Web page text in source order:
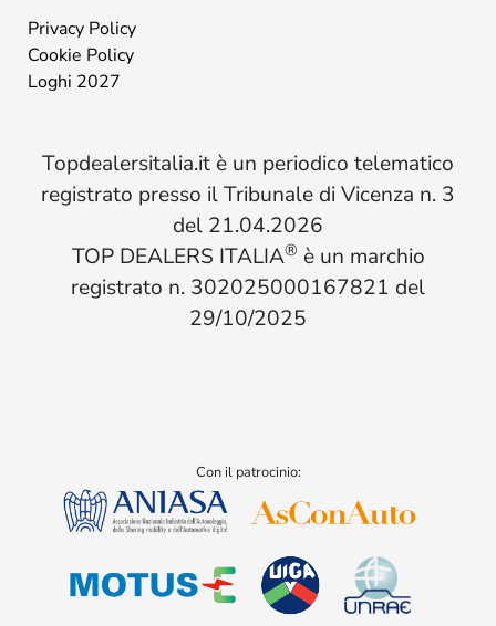
Privacy Policy
Cookie Policy
Loghi 2027
Topdealersitalia.it è un periodico telematico
registrato presso il Tribunale di Vicenza n. 3
del 21.04.2026
TOP DEALERS ITALIA® è un marchio
registrato n. 302025000167821 del
29/10/2025
Con il patrocinio: